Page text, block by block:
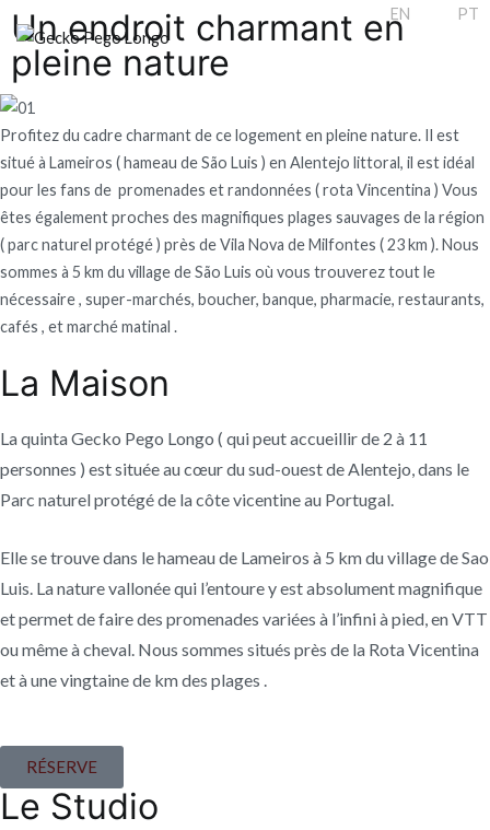
Gecko Pego Longo
EN PT
Un endroit charmant en
pleine nature
Profitez du cadre charmant de ce logement en pleine nature. Il est
situé à Lameiros ( hameau de São Luis ) en Alentejo littoral, il est idéal
pour les fans de promenades et randonnées ( rota Vincentina ) Vous
êtes également proches des magnifiques plages sauvages de la région
( parc naturel protégé ) près de Vila Nova de Milfontes ( 23 km ). Nous
sommes à 5 km du village de São Luis où vous trouverez tout le
nécessaire , super-marchés, boucher, banque, pharmacie, restaurants,
cafés , et marché matinal .
La Maison
La quinta Gecko Pego Longo ( qui peut accueillir de 2 à 11
personnes ) est située au cœur du sud-ouest de Alentejo, dans le
Parc naturel protégé de la côte vicentine au Portugal.
Elle se trouve dans le hameau de Lameiros à 5 km du village de Sao
Luis. La nature vallonée qui l’entoure y est absolument magnifique
et permet de faire des promenades variées à l’infini à pied, en VTT
ou même à cheval. Nous sommes situés près de la Rota Vicentina
et à une vingtaine de km des plages .
RÉSERVE
Le Studio